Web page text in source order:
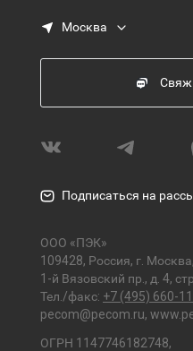
Москва
Подписаться на
ООО «ПЭК»
109428, Россия, г. Москва,
1-й Вязовский пр., д. 4,
Тел./факс: +7 (495) 660-
pecom@pecom.ru,
ОГРН 1147746182748,